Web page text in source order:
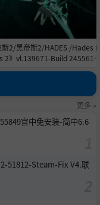
斯2/黑帝斯2/HADES /Hades
2》vl.139671-Build
更多 »
官中免安装-简中6.6
51812-Steam-Fix V4.联